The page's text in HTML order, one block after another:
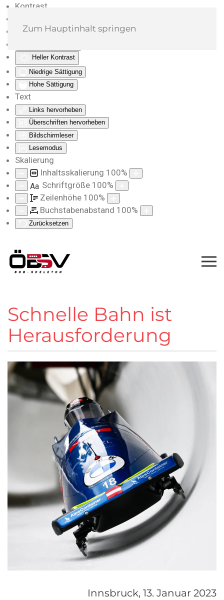
Kontrast
Monochrom
Heller Kontrast
Niedrige Sättigung
Hohe Sättigung
Text
Links hervorheben
Überschriften hervorheben
Bildschirmleser
Lesemodus
Skalierung
Inhaltsskalierung 100%
Aa Schriftgröße 100%
Zeilenhöhe 100%
Buchstabenabstand 100%
Zurücksetzen
Zum Hauptinhalt springen
Schnelle Bahn ist
Herausforderung
Innsbruck, 13. Januar 2023